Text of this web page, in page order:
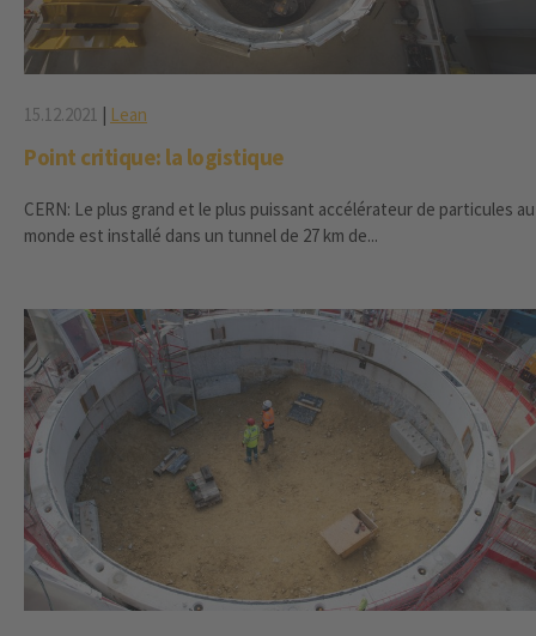
15.12.2021 Lean
Point critique: la logistique
CERN: Le plus grand et le plus puissant accélérateur de particules au
monde est installé dans un tunnel de 27 km de...